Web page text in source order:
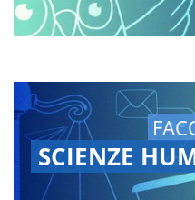
SCIENZE